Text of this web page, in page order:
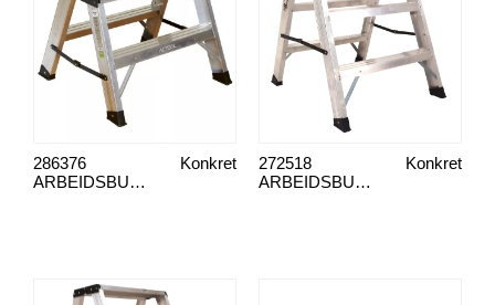
ARBEIDSBUKK, 2-TRINNS DOBBEL
Konkret
286376
ARBEIDSBUKK, 3 -TRINNS DOBBEL
Konkret
272518